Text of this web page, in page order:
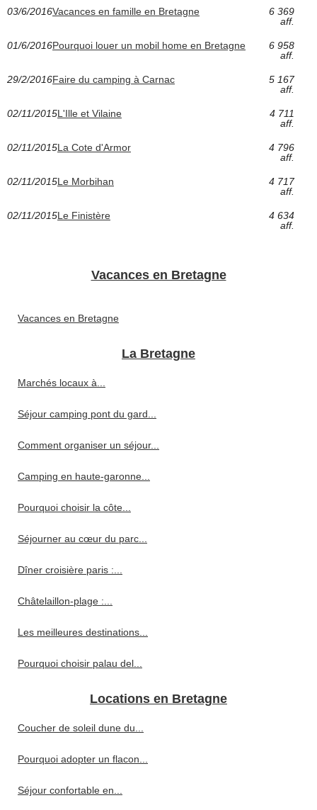
03/6/2016Vacances en famille en Bretagne
6 369
aff.
01/6/2016Pourquoi louer un mobil home en Bretagne
6 958
aff.
29/2/2016Faire du camping à Carnac
5 167
aff.
02/11/2015L'Ille et Vilaine
4 711
aff.
02/11/2015La Cote d'Armor
4 796
aff.
02/11/2015Le Morbihan
4 717
aff.
02/11/2015Le Finistère
4 634
aff.
Vacances en Bretagne
Vacances en Bretagne
La Bretagne
Marchés locaux à...
Séjour camping pont du gard...
Comment organiser un séjour...
Camping en haute-garonne...
Pourquoi choisir la côte...
Séjourner au cœur du parc...
Dîner croisière paris :...
Châtelaillon-plage :...
Les meilleures destinations...
Pourquoi choisir palau del...
Locations en Bretagne
Coucher de soleil dune du...
Pourquoi adopter un flacon...
Séjour confortable en...